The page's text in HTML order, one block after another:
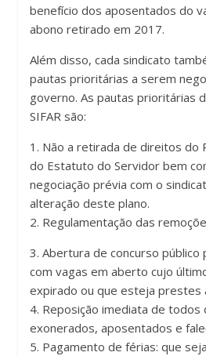
benefício dos aposentados do
abono retirado em 2017.
Além disso, cada sindicato
pautas prioritárias a serem
governo. As pautas prioritárias
SIFAR são:
1. Não a retirada de direitos do
do Estatuto do Servidor bem
negociação prévia com o
alteração deste plano.
2. Regulamentação das
3. Abertura de concurso
com vagas em aberto cujo
expirado ou que esteja prestes
4. Reposição imediata de
exonerados, aposentados e
5. Pagamento de férias: que